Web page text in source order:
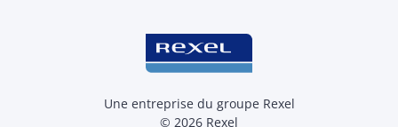
Une entreprise du groupe Rexel
© 2026 Rexel